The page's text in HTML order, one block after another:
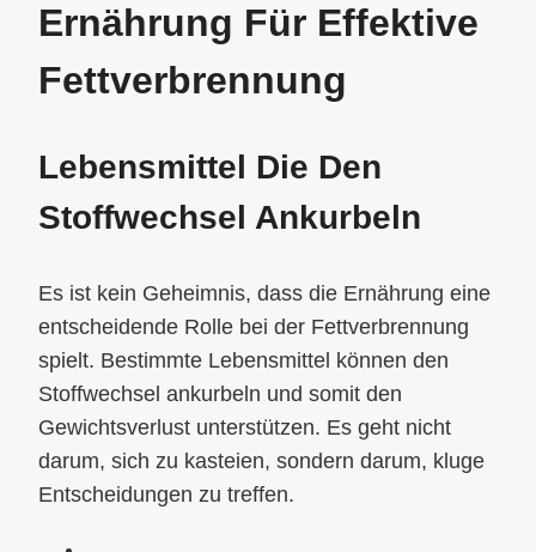
Ernährung Für Effektive
Fettverbrennung
Lebensmittel Die Den
Stoffwechsel Ankurbeln
Es ist kein Geheimnis, dass die Ernährung eine
entscheidende Rolle bei der Fettverbrennung
spielt. Bestimmte Lebensmittel können den
Stoffwechsel ankurbeln und somit den
Gewichtsverlust unterstützen. Es geht nicht
darum, sich zu kasteien, sondern darum, kluge
Entscheidungen zu treffen.